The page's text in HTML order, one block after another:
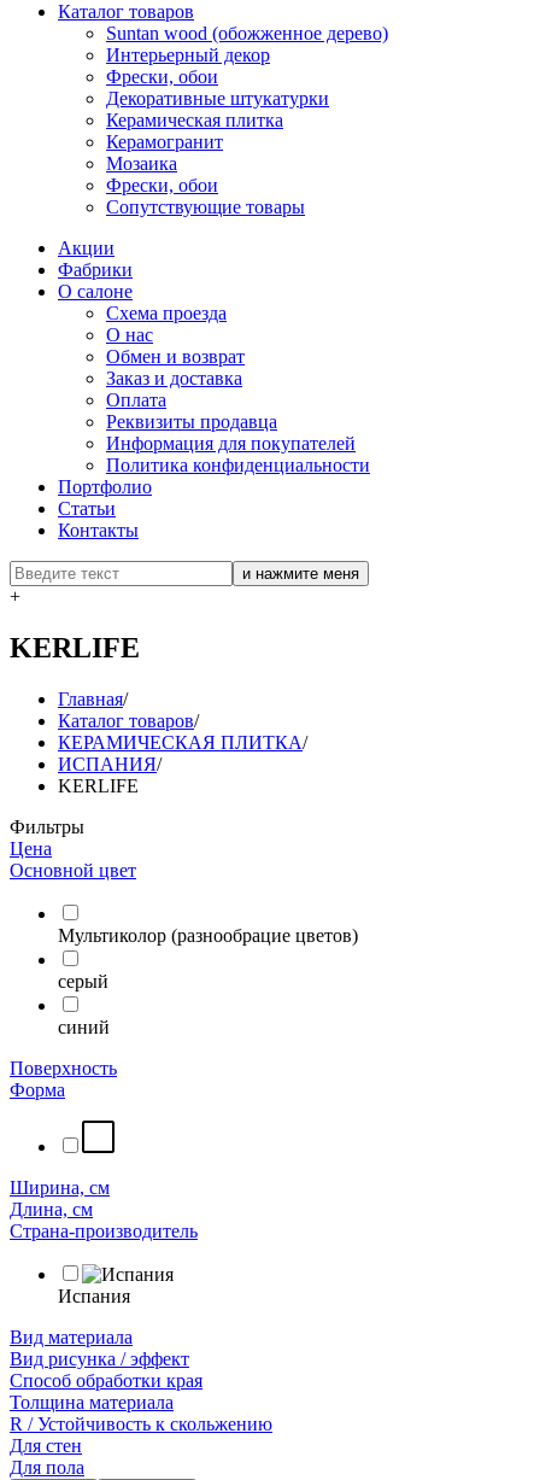
Каталог товаров
Suntan wood (обожженное дерево)
Интерьерный декор
Фрески, обои
Декоративные штукатурки
Керамическая плитка
Керамогранит
Мозаика
Фрески, обои
Сопутствующие товары
Акции
Фабрики
О салоне
Схема проезда
О нас
Обмен и возврат
Заказ и доставка
Оплата
Реквизиты продавца
Информация для покупателей
Политика конфиденциальности
Портфолио
Статьи
Контакты
+
KERLIFE
Главная/
Каталог товаров/
КЕРАМИЧЕСКАЯ ПЛИТКА/
ИСПАНИЯ/
KERLIFE
Фильтры
Цена
Основной цвет
Мультиколор (разнообрацие цветов)
серый
синий
Поверхность
Форма
Ширина, см
Длина, см
Страна-производитель
Испания
Вид материала
Вид рисунка / эффект
Способ обработки края
Толщина материала
R / Устойчивость к скольжению
Для стен
Для пола